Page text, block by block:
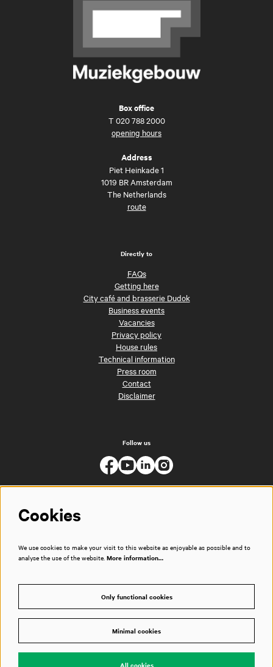
Box office
T 020 788 2000
opening hours
Address
Piet Heinkade 1
1019 BR Amsterdam
The Netherlands
route
Directly to
FAQs
Getting here
City café and brasserie Dudok
Business events
Vacancies
Privacy policy
House rules
Technical information
Press room
Contact
Disclaimer
Follow us
Cookies
We use cookies to make your visit to this website as enjoyable as possible and to
analyse the use of the website. More information…
Only functional cookies
Minimal cookies
All cookies